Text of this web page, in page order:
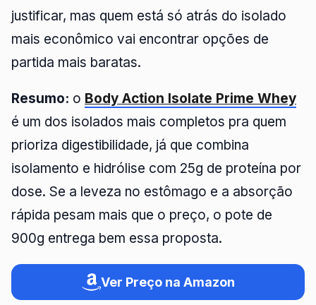
justificar, mas quem está só atrás do isolado
mais econômico vai encontrar opções de
partida mais baratas.
Resumo: o Body Action Isolate Prime Whey
é um dos isolados mais completos pra quem
prioriza digestibilidade, já que combina
isolamento e hidrólise com 25g de proteína por
dose. Se a leveza no estômago e a absorção
rápida pesam mais que o preço, o pote de
900g entrega bem essa proposta.
Ver Preço na Amazon